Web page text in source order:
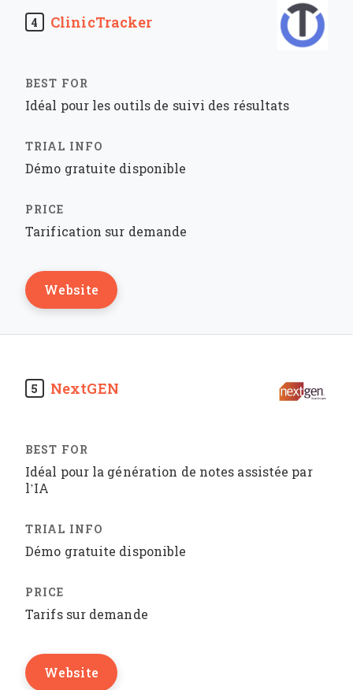
4 ClinicTracker
Idéal pour les outils de suivi des résultats
Démo gratuite disponible
Tarification sur demande
Website
5 NextGEN
Idéal pour la génération de notes assistée par
l’IA
Démo gratuite disponible
Tarifs sur demande
Website